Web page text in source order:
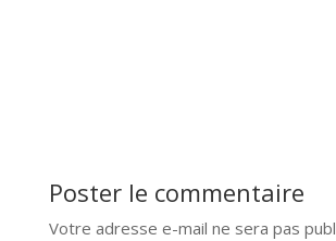
Poster le commentaire
Votre adresse e-mail ne sera pas